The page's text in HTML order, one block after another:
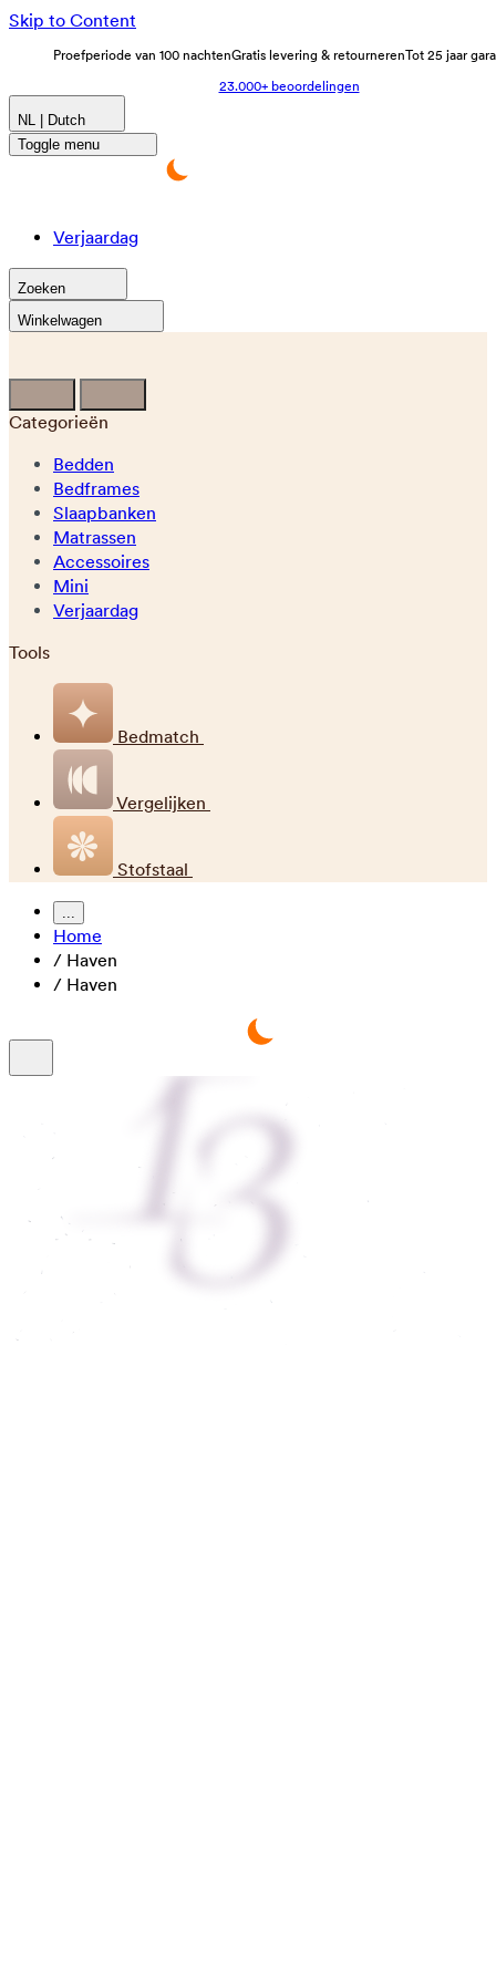
Skip to Content
Proefperiode van 100 nachtenGratis levering & retournerenTot 25 jaar
23.000+ beoordelingen
NL | Dutch
Toggle menu
Verjaardag
Zoeken
Winkelwagen
Categorieën
Bedden
Bedframes
Slaapbanken
Matrassen
Accessoires
Mini
Verjaardag
Tools
Bedmatch
Vergelijken
Stofstaal
...
Home
/ Haven
/ Haven